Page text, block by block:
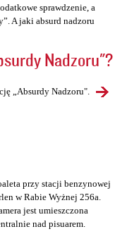
sprawdzenie, a
A jaki absurd nadzoru
Nadzoru"?
„Absurdy Nadzoru".
przy stacji benzynowej
w Rabie Wyżnej 256a.
jest umieszczona
nad pisuarem.